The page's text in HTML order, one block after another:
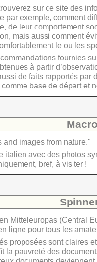
sur ce site des
par exemple, comment
de leur comportement
mais aussi comment
le ou les
fournies
à partir
de faits rapportés par
comme base de départ et
and images from nature."
italien avec des photos
bref, à visiter !
Mitteleuropas (Central
ligne pour tous les
proposées sont claires
la pauvreté des